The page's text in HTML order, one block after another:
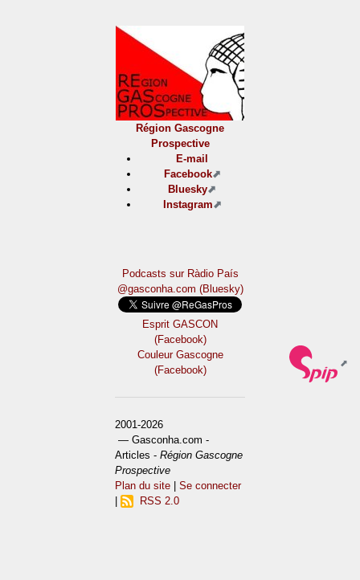
Région Gascogne
Prospective
E-mail
Facebook
Bluesky
Instagram
Podcasts sur Ràdio País
@gasconha.com (Bluesky)
Esprit GASCON
(Facebook)
Couleur Gascogne
(Facebook)
2001-2026
— Gasconha.com -
Articles -Région Gascogne
Prospective
Plan du site |Se connecter
RSS 2.0